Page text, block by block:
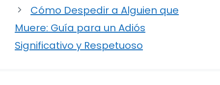
Cómo Despedir a Alguien que
Muere: Guía para un Adiós
Significativo y Respetuoso